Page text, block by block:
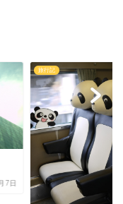
7日
旅行記